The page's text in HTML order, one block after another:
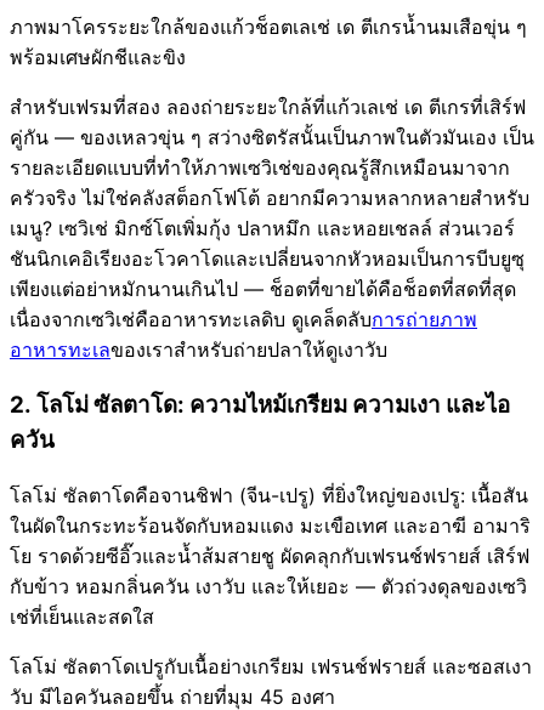
ภาพมาโครระยะใกล้ของแก้วช็อตเลเช่ เด ตีเกรน้ำนมเสือขุ่น ๆ
พร้อมเศษผักชีและขิง
สำหรับเฟรมที่สอง ลองถ่ายระยะใกล้ที่แก้วเลเช่ เด ตีเกรที่เสิร์ฟ
คู่กัน — ของเหลวขุ่น ๆ สว่างซิตรัสนั้นเป็นภาพในตัวมันเอง เป็น
รายละเอียดแบบที่ทำให้ภาพเซวิเช่ของคุณรู้สึกเหมือนมาจาก
ครัวจริง ไม่ใช่คลังสต็อกโฟโต้ อยากมีความหลากหลายสำหรับ
เมนู? เซวิเช่ มิกซ์โตเพิ่มกุ้ง ปลาหมึก และหอยเชลล์ ส่วนเวอร์
ชันนิกเคอิเรียงอะโวคาโดและเปลี่ยนจากหัวหอมเป็นการบีบยูซุ
เพียงแต่อย่าหมักนานเกินไป — ช็อตที่ขายได้คือช็อตที่สดที่สุด
เนื่องจากเซวิเช่คืออาหารทะเลดิบ ดูเคล็ดลับการถ่ายภาพ
อาหารทะเลของเราสำหรับถ่ายปลาให้ดูเงาวับ
2. โลโม่ ซัลตาโด: ความไหม้เกรียม ความเงา และไอ
ควัน
โลโม่ ซัลตาโดคือจานชิฟา (จีน-เปรู) ที่ยิ่งใหญ่ของเปรู: เนื้อสัน
ในผัดในกระทะร้อนจัดกับหอมแดง มะเขือเทศ และอาฆี อามาริ
โย ราดด้วยซีอิ๊วและน้ำส้มสายชู ผัดคลุกกับเฟรนช์ฟรายส์ เสิร์ฟ
กับข้าว หอมกลิ่นควัน เงาวับ และให้เยอะ — ตัวถ่วงดุลของเซวิ
เช่ที่เย็นและสดใส
โลโม่ ซัลตาโดเปรูกับเนื้อย่างเกรียม เฟรนช์ฟรายส์ และซอสเงา
วับ มีไอควันลอยขึ้น ถ่ายที่มุม 45 องศา